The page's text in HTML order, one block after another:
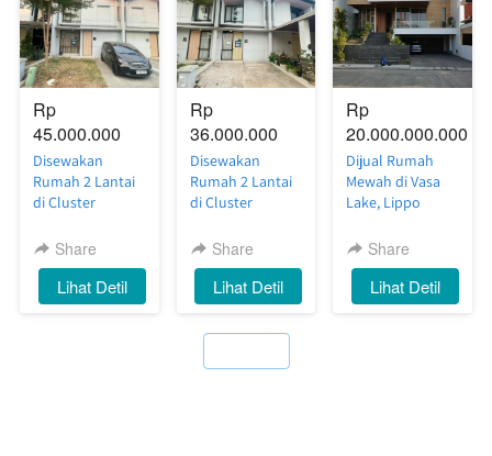
Rp
45.000.000
Disewakan
Rumah 2 Lantai
di Cluster
Waterfront
Estate, Lippo
Cikarang — Luas,
Nyaman, Siap
Share
`Lihat Detil
Rp
36.000.000
Disewakan
Rumah 2 Lantai
di Cluster
Waterfront
Estate, Lippo
Cikarang —
Nyaman, Rapi,
Share
`Lihat Detil
Rp
20.000.000.000
Dijual Rumah
Mewah di Vasa
Lake, Lippo
Furnish, Siap
Huni dengan
Private
Swimming Pool
Share
`Lihat Detil